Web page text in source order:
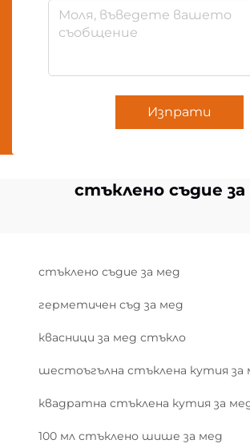
Изпрати
стъклено съдие
стъклено съдие за мед
герметичен съд за мед
квасници за мед стъкло
шестоъгълна стъклена кутия за
квадратна стъклена кутия за
100 мл стъклено шише за мед